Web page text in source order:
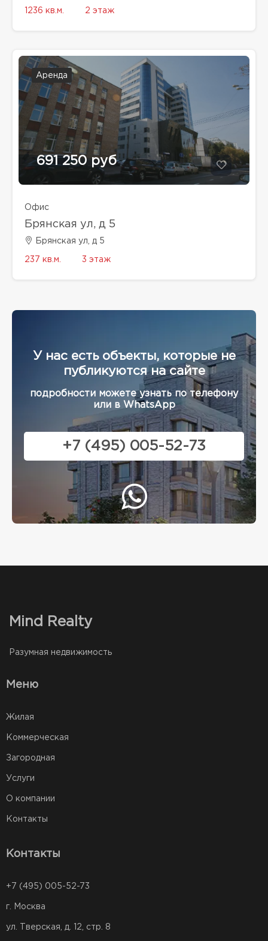
1236 кв.м. 2 этаж
Аренда
691 250 руб
Офис
Брянская ул, д 5
Брянская ул, д 5
237 кв.м. 3 этаж
У нас есть объекты, которые не
публикуются на сайте
подробности можете узнать по телефону
или в WhatsApp
+7 (495) 005-52-73
Mind Realty
Разумная недвижимость
Меню
Жилая
Коммерческая
Загородная
Услуги
О компании
Контакты
Контакты
+7 (495) 005-52-73
г. Москва
ул. Тверская, д. 12, стр. 8